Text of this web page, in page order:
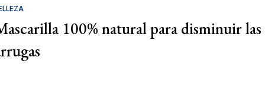
100% natural para disminuir las